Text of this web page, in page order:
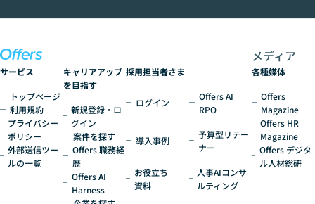
いう方にこそ参加いただきたいイベントで
サービス
トップページ
利用規約
プライバシー
ポリシー
外部送信ツー
ルの一覧
キャリアアップ
を目指す
新規登録・ロ
グイン
案件を探す
Offers 職務経
歴
Offers AI
Harness
採用担当者さま
ログイン
導入事例
お役立ち
資料
Offers AI
RPO
予算型リテー
ナー
人事AIコンサ
ルティング
メディア
各種媒体
Offers
Magazine
Offers HR
Magazine
Offers デジタ
ル人材総研